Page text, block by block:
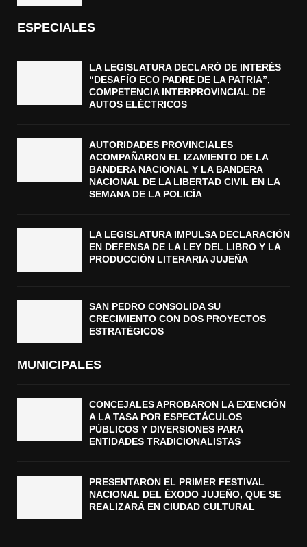
ESPECIALES
LA LEGISLATURA DECLARÓ DE INTERÉS
“DESAFÍO ECO PADRE DE LA PATRIA”,
COMPETENCIA INTERPROVINCIAL DE
AUTOS ELÉCTRICOS
AUTORIDADES PROVINCIALES
ACOMPAÑARON EL IZAMIENTO DE LA
BANDERA NACIONAL Y LA BANDERA
NACIONAL DE LA LIBERTAD CIVIL EN LA
SEMANA DE LA POLICÍA
LA LEGISLATURA IMPULSA DECLARACIÓN
EN DEFENSA DE LA LEY DEL LIBRO Y LA
PRODUCCIÓN LITERARIA JUJEÑA
SAN PEDRO CONSOLIDA SU
CRECIMIENTO CON DOS PROYECTOS
ESTRATÉGICOS
MUNICIPALES
CONCEJALES APROBARON LA EXENCIÓN
A LA TASA POR ESPECTÁCULOS
PÚBLICOS Y DIVERSIONES PARA
ENTIDADES TRADICIONALISTAS
PRESENTARON EL PRIMER FESTIVAL
NACIONAL DEL ÉXODO JUJEÑO, QUE SE
REALIZARÁ EN CIUDAD CULTURAL